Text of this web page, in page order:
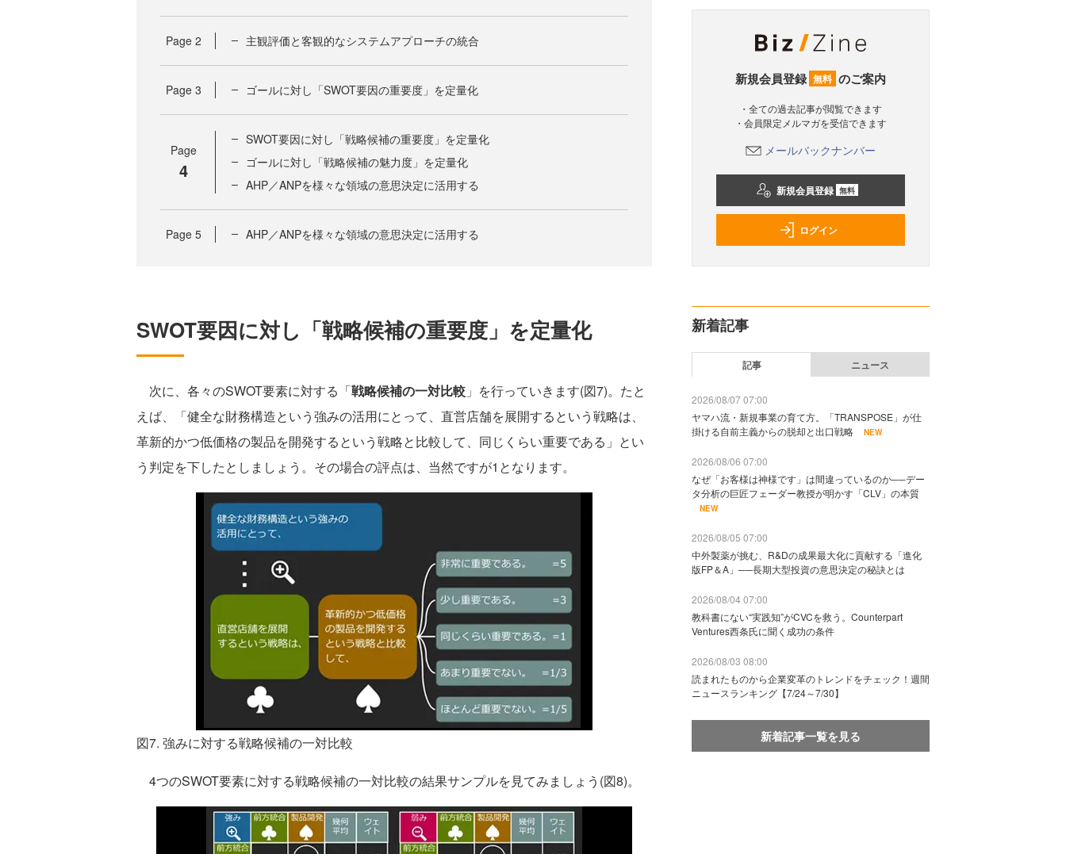
Page 2 主観評価と客観的なシステムアプローチの統合
Page 3 ゴールに対し「SWOT要因の重要度」を定量化
Page
4
SWOT要因に対し「戦略候補の重要度」を定量化
ゴールに対し「戦略候補の魅力度」を定量化
AHP／ANPを様々な領域の意思決定に活用する
Page 5 AHP／ANPを様々な領域の意思決定に活用する
SWOT要因に対し「戦略候補の重要度」を定量化
次に、各々のSWOT要素に対する「戦略候補の一対比較 」を行っていきます(図7)。たと
えば、「健全な財務構造という強みの活用にとって、直営店舗を展開するという戦略は、
革新的かつ低価格の製品を開発するという戦略と比較して、同じくらい重要である」とい
う判定を下したとしましょう。その場合の評点は、当然ですが1となります。
図7. 強みに対する戦略候補の一対比較
4つのSWOT要素に対する戦略候補の一対比較の結果サンプルを見てみましょう(図8)。
新規会員登録 無料 のご案内
・全ての過去記事が閲覧できます
・会員限定メルマガを受信できます
メールバックナンバー
新規会員登録 無料
ログイン
新着記事
記事 ニュース
2026/08/07 07:00
ヤマハ流・新規事業の育て方。「TRANSPOSE」が仕
掛ける自前主義からの脱却と出口戦略
NEW
2026/08/06 07:00
なぜ「お客様は神様です」は間違っているのか──デー
タ分析の巨匠フェーダー教授が明かす「CLV」の本質
NEW
2026/08/05 07:00
中外製薬が挑む、R&Dの成果最大化に貢献する「進化
版FP＆A」──長期大型投資の意思決定の秘訣とは
2026/08/04 07:00
教科書にない“実践知”がCVCを救う。Counterpart
Ventures西条氏に聞く成功の条件
2026/08/03 08:00
読まれたものから企業変革のトレンドをチェック！週間
ニュースランキング【7/24～7/30】
新着記事一覧を見る